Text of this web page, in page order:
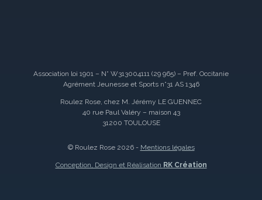
Association loi 1901 – N° W313004111 (29 965) – Pref. Occitanie
Agrément Jeunesse et Sports n°31 AS 1346
Roulez Rose, chez M. Jérémy LE GUENNEC
40 rue Paul Valéry – maison 43
31200 TOULOUSE
© Roulez Rose 2026 - Mentions légales
Conception, Design et Réalisation RK Création